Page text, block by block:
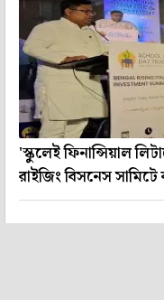
'স্কুলেই ফিনান্সিয়াল
রাইজিং বিসনেস